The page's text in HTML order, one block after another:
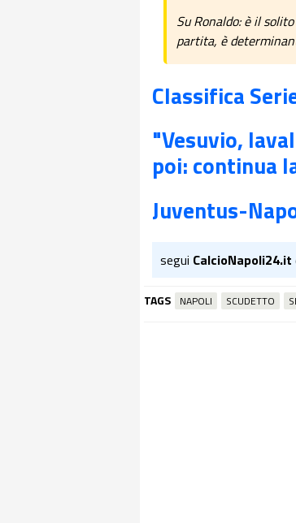
Su Ronaldo: è il
partita, è
Classifica
"Vesuvio,
poi: continua
Juventus-
segui CalcioNapoli24.it
TAGS NAPOLI SCUDETTO